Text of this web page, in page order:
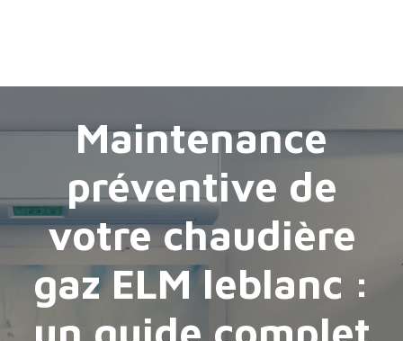
Maintenance
préventive de
votre chaudière
gaz ELM leblanc :